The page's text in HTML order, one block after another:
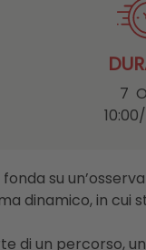
7
su
dinamico, in cui
di un percorso,